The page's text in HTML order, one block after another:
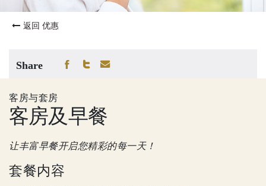
返回 优惠
Share
客房与套房
客房及早餐
让丰富早餐开启您精彩的每一天！
套餐内容